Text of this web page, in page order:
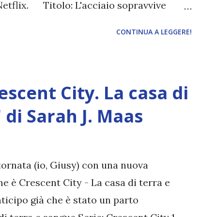
Titolo: L'acciaio sopravvive
volontario, disprezzato per la sua
Drago, capo dei barbari delle steppe,
ma neppure nella semplice vita
Archeth Indamaninarmal, ultima
loro tecnologia prodigiosa, cerca di far
affoga il proprio senso di abbandon...
CONTINUA A LEGGERE!
City. La casa di
Sarah J. Maas
(io, Giusy) con una nuova
è Crescent City - La casa di terra e
già che è stato un parto